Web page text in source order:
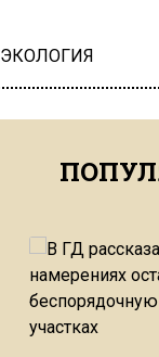
ЭКОЛОГИЯ